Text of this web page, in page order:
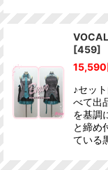
[459]
15,590
♪セッ
べて出
を基調
と締め
ている